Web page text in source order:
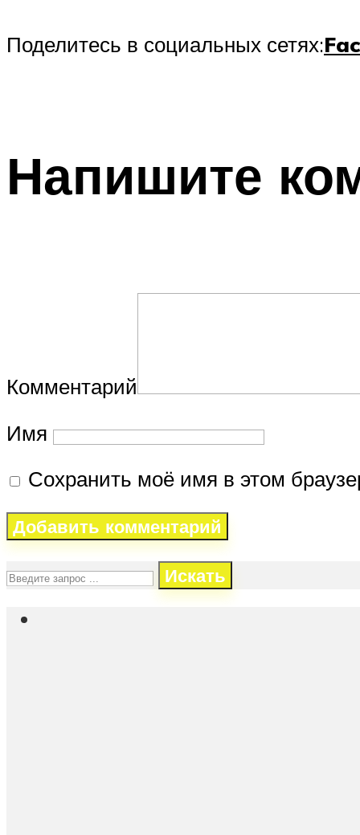
Поделитесь в социальных сетях:
Напишите
Комментарий
Имя
Сохранить моё имя в этом
Искать